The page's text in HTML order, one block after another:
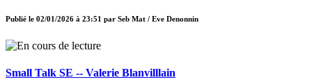
Publié le 02/01/2026 à 23:51 par Seb Mat / Eve Denonnin
Small Talk SE -- Valerie Blanvilllain